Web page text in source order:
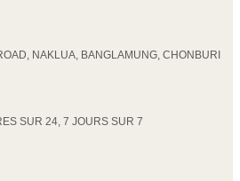
NAKLUA, BANGLAMUNG, CHONBURI
SUR 24, 7 JOURS SUR 7